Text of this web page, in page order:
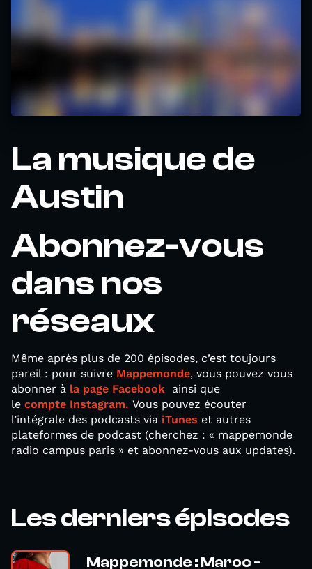
La musique de
Austin
Abonnez-vous
dans nos
réseaux
Même après plus de 200 épisodes, c’est toujours
pareil : pour suivre Mappemonde, vous pouvez vous
abonner à la page Facebook ainsi que
le compte Instagram. Vous pouvez écouter
l’intégrale des podcasts via iTunes et autres
plateformes de podcast (cherchez : « mappemonde
radio campus paris » et abonnez-vous aux updates).
Les derniers épisodes
Mappemonde : Maroc -